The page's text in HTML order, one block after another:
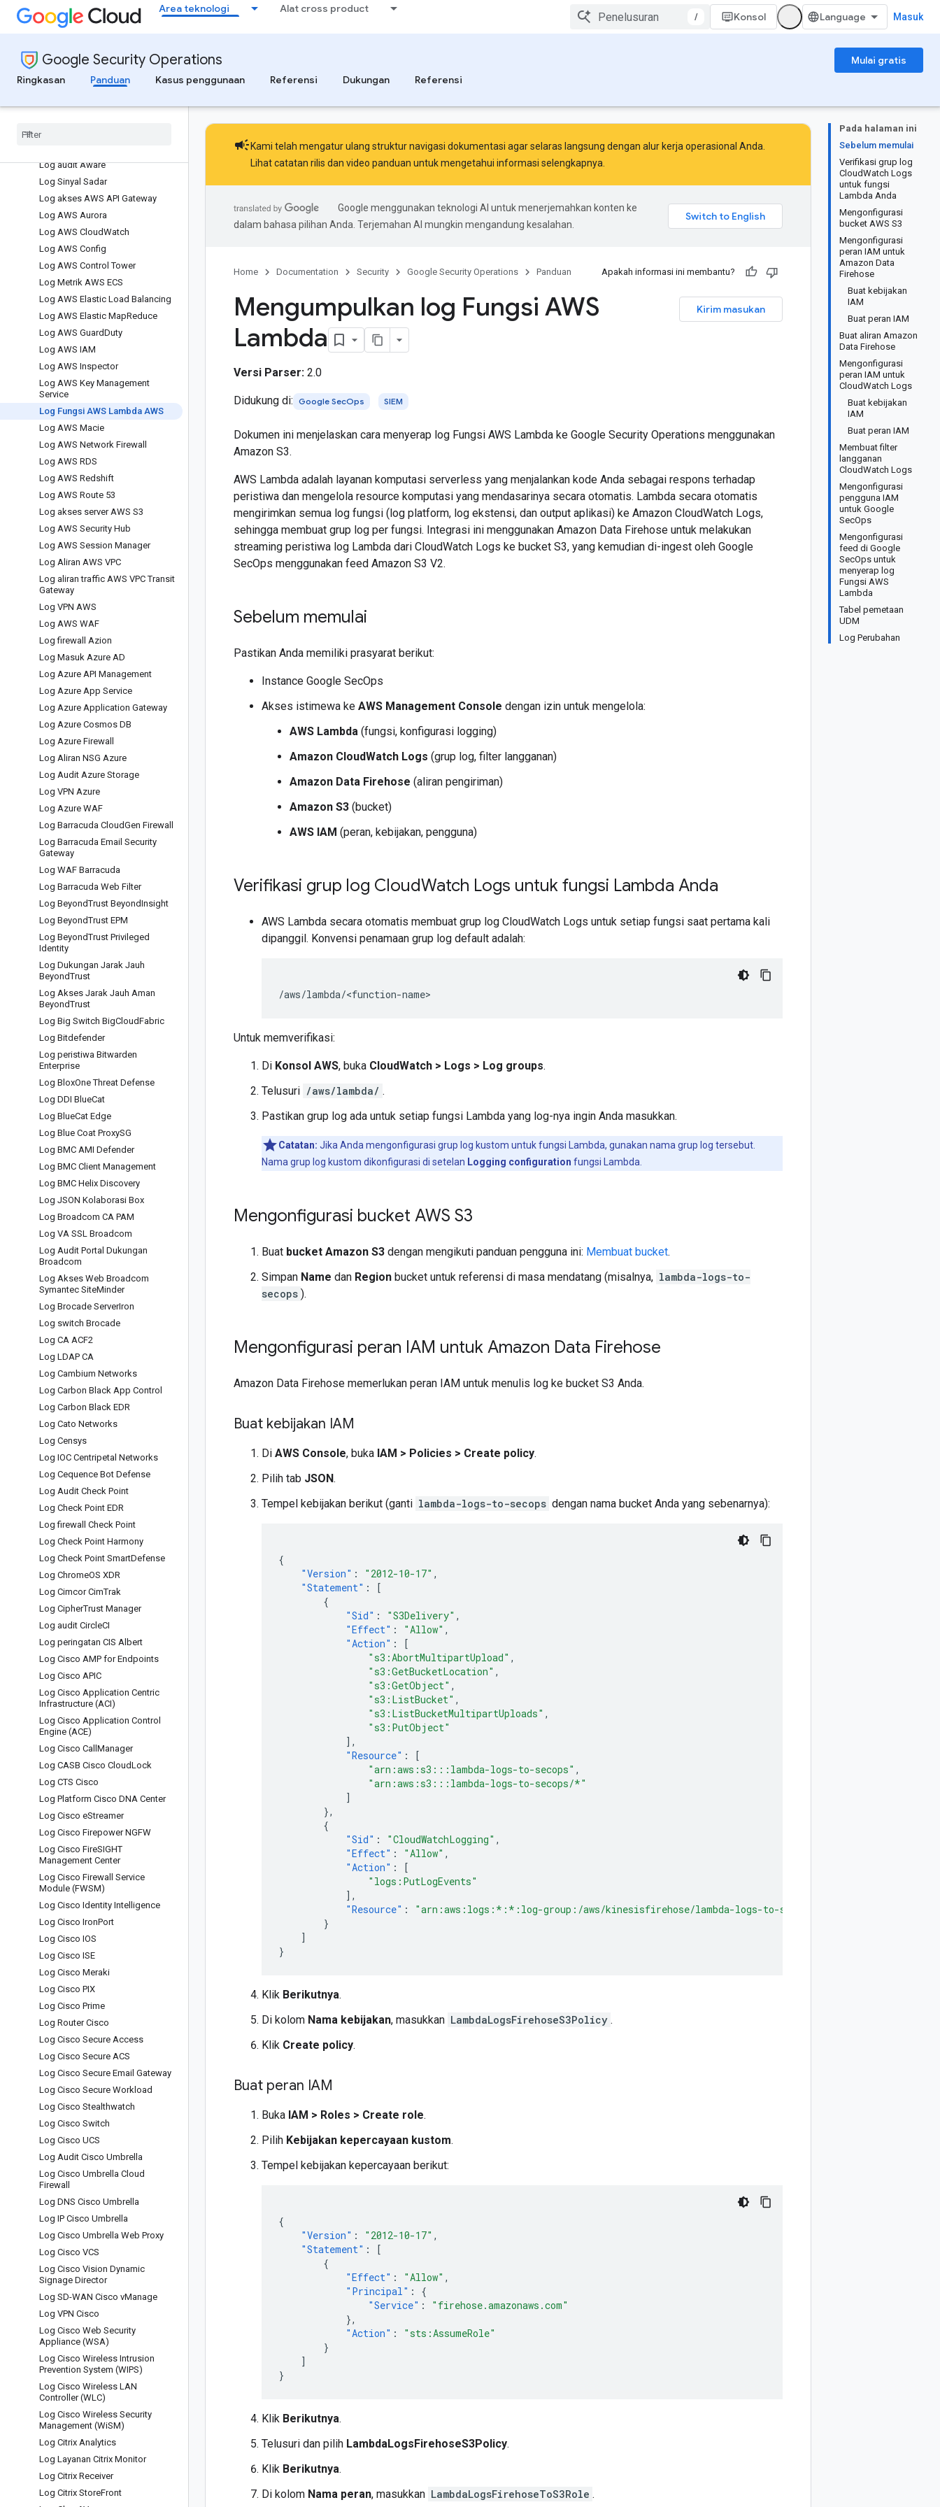
Area teknologi Alat cross product
/ Konsol Masuk
Google Security Operations
Mulai gratis
Ringkasan
Panduan Kasus penggunaan Referensi Dukungan Referensi
Log Audit Admin Atlassian Cloud
Log Atlassian Confluence
Log BOTsink Attivo Networks
Log Auth0
Log Automation Anywhere
Log Avigilon Access Control
Log audit Aware
Log Sinyal Sadar
Log akses AWS API Gateway
Log AWS Aurora
Log AWS CloudWatch
Log AWS Config
Log AWS Control Tower
Log Metrik AWS ECS
Log AWS Elastic Load Balancing
Log AWS Elastic MapReduce
Log AWS GuardDuty
Log AWS IAM
Log AWS Inspector
Log AWS Key Management
Service
Log Fungsi AWS Lambda AWS
Log AWS Macie
Log AWS Network Firewall
Log AWS RDS
Log AWS Redshift
Log AWS Route 53
Log akses server AWS S3
Log AWS Security Hub
Log AWS Session Manager
Log Aliran AWS VPC
Log aliran traffic AWS VPC Transit
Gateway
Log VPN AWS
Log AWS WAF
Log firewall Azion
Log Masuk Azure AD
Log Azure API Management
Log Azure App Service
Log Azure Application Gateway
Log Azure Cosmos DB
Log Azure Firewall
Log Aliran NSG Azure
Log Audit Azure Storage
Log VPN Azure
Log Azure WAF
Log Barracuda CloudGen Firewall
Log Barracuda Email Security
Gateway
Log WAF Barracuda
Log Barracuda Web Filter
Log BeyondTrust BeyondInsight
Log BeyondTrust EPM
Log BeyondTrust Privileged
Identity
Log Dukungan Jarak Jauh
BeyondTrust
Log Akses Jarak Jauh Aman
BeyondTrust
Log Big Switch BigCloudFabric
Log Bitdefender
Log peristiwa Bitwarden
Enterprise
Log BloxOne Threat Defense
Log DDI BlueCat
Log BlueCat Edge
Log Blue Coat ProxySG
Log BMC AMI Defender
Log BMC Client Management
Log BMC Helix Discovery
Log JSON Kolaborasi Box
Log Broadcom CA PAM
Log VA SSL Broadcom
Log Audit Portal Dukungan
Broadcom
Log Akses Web Broadcom
Symantec SiteMinder
Log Brocade ServerIron
Log switch Brocade
Log CA ACF2
Log LDAP CA
Log Cambium Networks
Log Carbon Black App Control
Log Carbon Black EDR
Log Cato Networks
Log Censys
Log IOC Centripetal Networks
Log Cequence Bot Defense
Log Audit Check Point
Log Check Point EDR
Log firewall Check Point
Log Check Point Harmony
Log Check Point SmartDefense
Log ChromeOS XDR
Log Cimcor CimTrak
Log CipherTrust Manager
Log audit CircleCI
Log peringatan CIS Albert
Log Cisco AMP for Endpoints
Log Cisco APIC
Log Cisco Application Centric
Infrastructure (ACI)
Log Cisco Application Control
Engine (ACE)
Log Cisco Call Manager
Log CASB Cisco CloudLock
Log CTS Cisco
Log Platform Cisco DNA Center
Log Cisco eStreamer
Log Cisco Firepower NGFW
Log Cisco FireSIGHT
Management Center
Log Cisco Firewall Service
Module (FWSM)
Log Cisco Identity Intelligence
Log Cisco IronPort
Log Cisco IOS
Log Cisco ISE
Log Cisco Meraki
Log Cisco PIX
Log Cisco Prime
Log Router Cisco
Log Cisco Secure Access
Log Cisco Secure ACS
Log Cisco Secure Email Gateway
Log Cisco Secure Workload
Log Cisco Stealthwatch
Log Cisco Switch
Log Cisco UCS
Log Audit Cisco Umbrella
Log Cisco Umbrella Cloud
Firewall
Log DNS Cisco Umbrella
Log IP Cisco Umbrella
Log Cisco Umbrella Web Proxy
Log Cisco VCS
Log Cisco Vision Dynamic
Signage Director
Log SD-WAN Cisco vManage
Log VPN Cisco
Log Cisco Web Security
Appliance (WSA)
Log Cisco Wireless Intrusion
Prevention System (WIPS)
Log Cisco Wireless LAN
Controller (WLC)
Log Cisco Wireless Security
Management (WiSM)
Log Citrix Analytics
Log Layanan Citrix Monitor
Log Citrix Receiver
Log Citrix StoreFront
Pada halaman ini
Sebelum memulai
Verifikasi grup log
CloudWatch Logs
untuk fungsi
Lambda Anda
Mengonfigurasi
bucket AWS S3
Mengonfigurasi
peran IAM untuk
Amazon Data
Firehose
Buat kebijakan
IAM
Buat peran IAM
Buat aliran Amazon
Data Firehose
Mengonfigurasi
peran IAM untuk
CloudWatch Logs
Buat kebijakan
IAM
Buat peran IAM
Membuat filter
langganan
CloudWatch Logs
Mengonfigurasi
pengguna IAM
untuk Google
SecOps
Mengonfigurasi
feed di Google
SecOps untuk
menyerap log
Fungsi AWS
Lambda
Tabel pemetaan
UDM
Log Perubahan
campaign Kami telah mengatur ulang struktur navigasi dokumentasi agar selaras langsung dengan alur kerja operasional Anda.
Lihatcatatan rilis dan video panduan untuk mengetahui informasi selengkapnya.
Google menggunakan teknologi AI untuk menerjemahkan konten ke
dalam bahasa pilihan Anda. Terjemahan AI mungkin mengandung kesalahan.
Home Documentation Security Google Security Operations Panduan Apakah informasi ini membantu?
Kirim masukan
Mengumpulkan log Fungsi AWS
Lambda
Versi Parser: 2.0
Didukung di: Google SecOps SIEM
Dokumen ini menjelaskan cara menyerap log Fungsi AWS Lambda ke Google Security Operations menggunakan
Amazon S3.
AWS Lambda adalah layanan komputasi serverless yang menjalankan kode Anda sebagai respons terhadap
peristiwa dan mengelola resource komputasi yang mendasarinya secara otomatis. Lambda secara otomatis
mengirimkan semua log fungsi (log platform, log ekstensi, dan output aplikasi) ke Amazon CloudWatch Logs,
sehingga membuat grup log per fungsi. Integrasi ini menggunakan Amazon Data Firehose untuk melakukan
streaming peristiwa log Lambda dari CloudWatch Logs ke bucket S3, yang kemudian di-ingest oleh Google
SecOps menggunakan feed Amazon S3 V2.
Sebelum memulai
Pastikan Anda memiliki prasyarat berikut:
Instance Google SecOps
Akses istimewa ke AWS Management Console dengan izin untuk mengelola:
AWS Lambda (fungsi, konfigurasi logging)
Amazon CloudWatch Logs (grup log, filter langganan)
Amazon Data Firehose (aliran pengiriman)
Amazon S3 (bucket)
AWS IAM (peran, kebijakan, pengguna)
Verifikasi grup log CloudWatch Logs untuk fungsi Lambda Anda
AWS Lambda secara otomatis membuat grup log CloudWatch Logs untuk setiap fungsi saat pertama kali
dipanggil. Konvensi penamaan grup log default adalah:
Untuk memverifikasi:
Di Konsol AWS, buka CloudWatch > Logs > Log groups.
Telusuri /aws/lambda/ .
Pastikan grup log ada untuk setiap fungsi Lambda yang log-nya ingin Anda masukkan.
Catatan: Jika Anda mengonfigurasi grup log kustom untuk fungsi Lambda, gunakan nama grup log tersebut.
Nama grup log kustom dikonfigurasi di setelan Logging configuration fungsi Lambda.
Mengonfigurasi bucket AWS S3
Buat bucket Amazon S3 dengan mengikuti panduan pengguna ini: Membuat bucket.
Simpan Name dan Region bucket untuk referensi di masa mendatang (misalnya, lambda-logs-to-
secops ).
Mengonfigurasi peran IAM untuk Amazon Data Firehose
Amazon Data Firehose memerlukan peran IAM untuk menulis log ke bucket S3 Anda.
Buat kebijakan IAM
Di AWS Console, buka IAM > Policies > Create policy.
Pilih tab JSON.
Tempel kebijakan berikut (ganti lambda-logs-to-secops dengan nama bucket Anda yang sebenarnya):
{
"Version" : "2012-10-17" ,
"Statement" :
[
{
"Sid" : "S3Delivery" ,
"Effect" : "Allow" ,
"Action" :
[
"s3:AbortMultipartUpload" ,
"s3:GetBucketLocation" ,
"s3:GetObject" ,
"s3:ListBucket" ,
"s3:ListBucketMultipartUploads" ,
"s3:PutObject"
],
"Resource" :
[
"arn:aws:s3:::lambda-logs-to-secops" ,
"arn:aws:s3:::lambda-logs-to-secops/*"
]
},
{
"Sid" : "CloudWatchLogging" ,
"Effect" : "Allow" ,
"Action" :
[
"logs:PutLogEvents"
],
"Resource" :
"arn:aws:logs:*:*:log-group:/aws/kinesisfirehose/lambda-logs-to-secops:log-stream:*"
}
]
}
Klik Berikutnya.
Di kolom Nama kebijakan, masukkan LambdaLogsFirehoseS3Policy .
Klik Create policy.
Buat peran IAM
Buka IAM > Roles > Create role.
Pilih Kebijakan kepercayaan kustom.
Tempel kebijakan kepercayaan berikut:
{
"Version" : "2012-10-17" ,
"Statement" :
[
{
"Effect" : "Allow" ,
"Principal" :
{
"Service" :
"firehose.amazonaws.com"
},
"Action" :
"sts:AssumeRole"
}
]
}
Klik Berikutnya.
Telusuri dan pilih LambdaLogsFirehoseS3Policy.
Klik Berikutnya.
Di kolom Nama peran, masukkan LambdaLogsFirehoseToS3Role .